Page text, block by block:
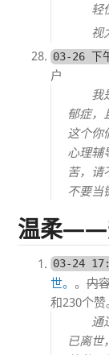
轻
视
03-26 下
户
我
郁症，
这个你
心理辅
苦，请
不要当
温柔——
03-24
世。 。 内
和230个赞。
通
已离世